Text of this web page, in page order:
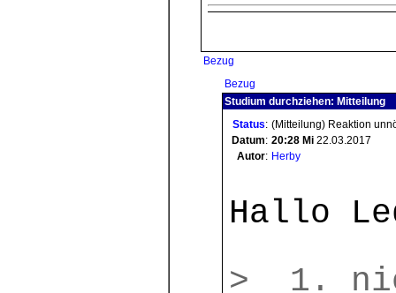
Bezug
Bezug
Studium durchziehen: Mitteilung
Status: (Mitteilung) Reaktion
Datum: 20:28 Mi 22.03.2017
Autor: Herby
Hallo
> 1.